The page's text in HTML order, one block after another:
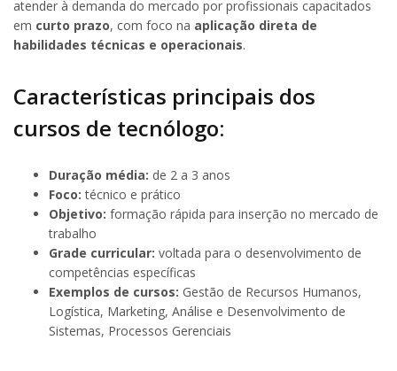
atender à demanda do mercado por profissionais capacitados
em curto prazo, com foco na aplicação direta de
habilidades técnicas e operacionais.
Características principais dos
cursos de tecnólogo:
Duração média: de 2 a 3 anos
Foco: técnico e prático
Objetivo: formação rápida para inserção no mercado de
trabalho
Grade curricular: voltada para o desenvolvimento de
competências específicas
Exemplos de cursos: Gestão de Recursos Humanos,
Logística, Marketing, Análise e Desenvolvimento de
Sistemas, Processos Gerenciais